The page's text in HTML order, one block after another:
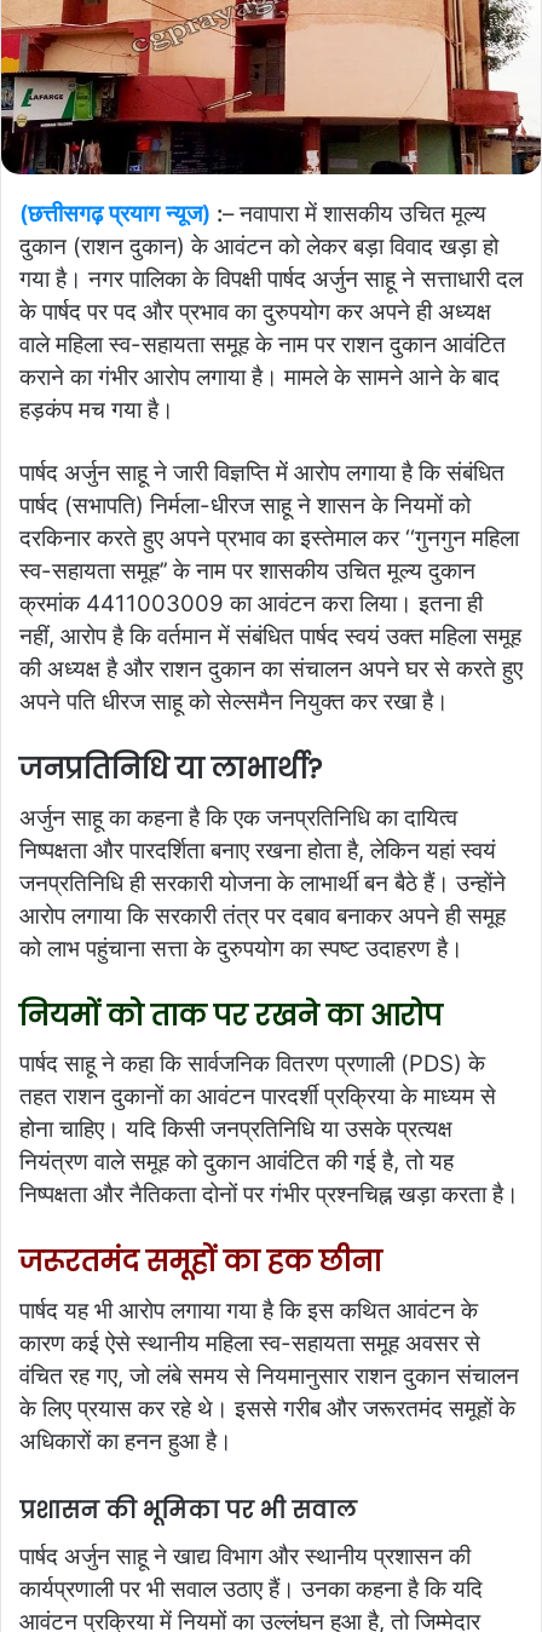
(छत्तीसगढ़ प्रयाग न्यूज) :– नवापारा में शासकीय उचित मूल्य
दुकान (राशन दुकान) के आवंटन को लेकर बड़ा विवाद खड़ा हो
गया है। नगर पालिका के विपक्षी पार्षद अर्जुन साहू ने सत्ताधारी दल
के पार्षद पर पद और प्रभाव का दुरुपयोग कर अपने ही अध्यक्ष
वाले महिला स्व-सहायता समूह के नाम पर राशन दुकान आवंटित
कराने का गंभीर आरोप लगाया है। मामले के सामने आने के बाद
हड़कंप मच गया है।
पार्षद अर्जुन साहू ने जारी विज्ञप्ति में आरोप लगाया है कि संबंधित
पार्षद (सभापति) निर्मला-धीरज साहू ने शासन के नियमों को
दरकिनार करते हुए अपने प्रभाव का इस्तेमाल कर ‘‘गुनगुन महिला
स्व-सहायता समूह’’ के नाम पर शासकीय उचित मूल्य दुकान
क्रमांक 4411003009 का आवंटन करा लिया। इतना ही
नहीं, आरोप है कि वर्तमान में संबंधित पार्षद स्वयं उक्त महिला समूह
की अध्यक्ष है और राशन दुकान का संचालन अपने घर से करते हुए
अपने पति धीरज साहू को सेल्समैन नियुक्त कर रखा है।
जनप्रतिनिधि या लाभार्थी?
अर्जुन साहू का कहना है कि एक जनप्रतिनिधि का दायित्व
निष्पक्षता और पारदर्शिता बनाए रखना होता है, लेकिन यहां स्वयं
जनप्रतिनिधि ही सरकारी योजना के लाभार्थी बन बैठे हैं। उन्होंने
आरोप लगाया कि सरकारी तंत्र पर दबाव बनाकर अपने ही समूह
को लाभ पहुंचाना सत्ता के दुरुपयोग का स्पष्ट उदाहरण है।
नियमों को ताक पर रखने का आरोप
पार्षद साहू ने कहा कि सार्वजनिक वितरण प्रणाली (PDS) के
तहत राशन दुकानों का आवंटन पारदर्शी प्रक्रिया के माध्यम से
होना चाहिए। यदि किसी जनप्रतिनिधि या उसके प्रत्यक्ष
नियंत्रण वाले समूह को दुकान आवंटित की गई है, तो यह
निष्पक्षता और नैतिकता दोनों पर गंभीर प्रश्नचिह्न खड़ा करता है।
जरूरतमंद समूहों का हक छीना
पार्षद यह भी आरोप लगाया गया है कि इस कथित आवंटन के
कारण कई ऐसे स्थानीय महिला स्व-सहायता समूह अवसर से
वंचित रह गए, जो लंबे समय से नियमानुसार राशन दुकान संचालन
के लिए प्रयास कर रहे थे। इससे गरीब और जरूरतमंद समूहों के
अधिकारों का हनन हुआ है।
प्रशासन की भूमिका पर भी सवाल
पार्षद अर्जुन साहू ने खाद्य विभाग और स्थानीय प्रशासन की
कार्यप्रणाली पर भी सवाल उठाए हैं। उनका कहना है कि यदि
आवंटन प्रक्रिया में नियमों का उल्लंघन हुआ है, तो जिम्मेदार